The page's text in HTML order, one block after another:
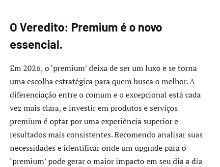
O Veredito: Premium é o novo
essencial.
Em 2026, o ‘premium’ deixa de ser um luxo e se torna
uma escolha estratégica para quem busca o melhor. A
diferenciação entre o comum e o excepcional está cada
vez mais clara, e investir em produtos e serviços
premium é optar por uma experiência superior e
resultados mais consistentes. Recomendo analisar suas
necessidades e identificar onde um upgrade para o
‘premium’ pode gerar o maior impacto em seu dia a dia